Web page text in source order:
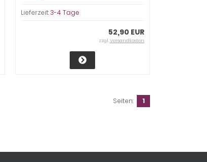
Lieferzeit:3-4 Tage
52,90 EUR
zzgl.Versandkosten
Seiten: 1